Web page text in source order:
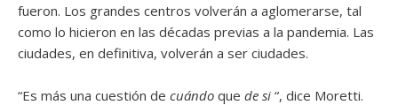
fueron. Los grandes centros volverán a aglomerarse, tal
como lo hicieron en las décadas previas a la pandemia. Las
ciudades, en definitiva, volverán a ser ciudades.
“Es más una cuestión de cuándo que de si “, dice Moretti.